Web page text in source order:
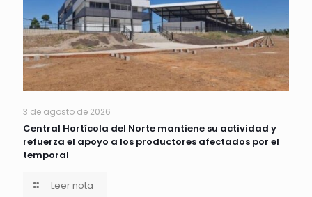
3 de agosto de 2026
Central Hortícola del Norte mantiene su actividad y
refuerza el apoyo a los productores afectados por el
temporal
Leer nota